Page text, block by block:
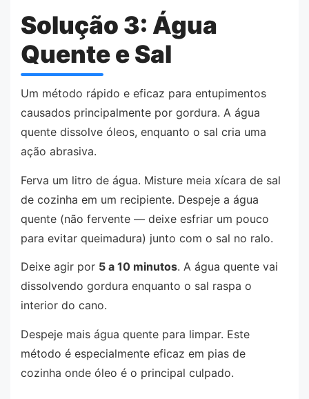
Solução 3: Água
Quente e Sal
Um método rápido e eficaz para entupimentos
causados principalmente por gordura. A água
quente dissolve óleos, enquanto o sal cria uma
ação abrasiva.
Ferva um litro de água. Misture meia xícara de sal
de cozinha em um recipiente. Despeje a água
quente (não fervente — deixe esfriar um pouco
para evitar queimadura) junto com o sal no ralo.
Deixe agir por 5 a 10 minutos. A água quente vai
dissolvendo gordura enquanto o sal raspa o
interior do cano.
Despeje mais água quente para limpar. Este
método é especialmente eficaz em pias de
cozinha onde óleo é o principal culpado.